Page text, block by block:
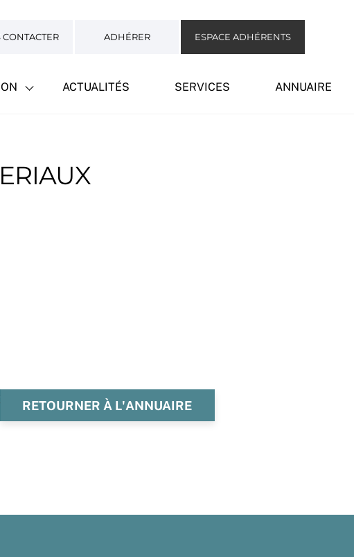
CONTACTER ADHÉRER ESPACE ADHÉRENTS
ACTUALITÉS SERVICES ANNUAIRE
RETOURNER À L'ANNUAIRE